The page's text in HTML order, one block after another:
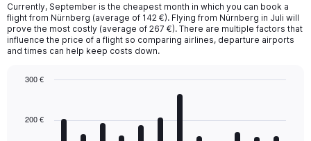
Currently, September is the cheapest month in which you can book a
flight from Nürnberg (average of 142 €). Flying from Nürnberg in Juli will
prove the most costly (average of 267 €). There are multiple factors that
influence the price of a flight so comparing airlines, departure airports
and times can help keep costs down.
with
200 €
300 €